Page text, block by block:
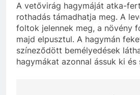
A vetővirág hagymáját atka-
rothadás támadhatja meg. A
foltok jelennek meg, a növény
majd elpusztul. A hagymán
színeződött bemélyedések
hagymákat azonnal ássuk ki és